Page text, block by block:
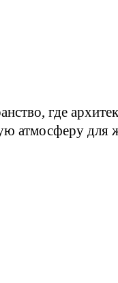
где
атмосферу для